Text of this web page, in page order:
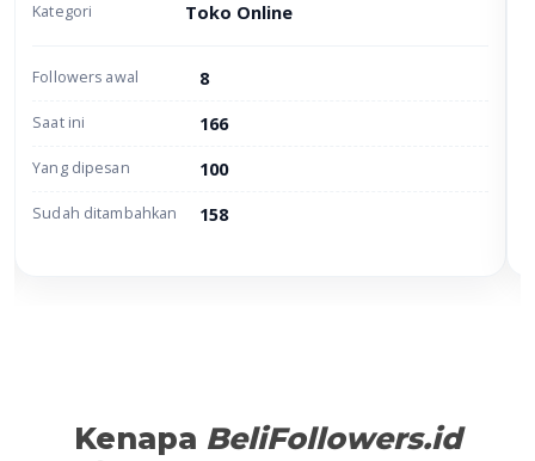
Kategori Toko Online
Followers awal 8
Saat ini 166
Yang dipesan 100
Sudah ditambahkan 158
Kenapa BeliFollowers.id